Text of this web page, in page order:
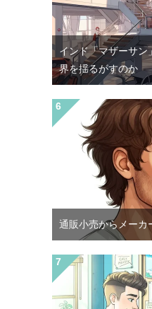
インド「マザーサン
界を揺るがすのか
通販小売からメーカ